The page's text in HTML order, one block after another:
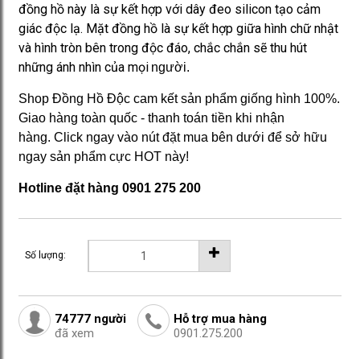
đồng hồ này là sự kết hợp với dây đeo silicon tạo cảm
giác độc lạ. Mặt đồng hồ là sự kết hợp giữa hình chữ nhật
và hình tròn bên trong độc đáo, chắc chắn sẽ thu hút
những ánh nhìn của mọi người.
Shop Đồng Hồ Độc cam kết sản phẩm giống hình 100%.
Giao hàng toàn quốc - thanh toán tiền khi nhận
hàng. Click ngay vào nút đặt mua bên dưới để sở hữu
ngay sản phẩm cực HOT này!
Hotline đặt hàng 0901 275 200
Số lượng:
74777 người
đã xem
Hỗ trợ mua hàng
0901.275.200